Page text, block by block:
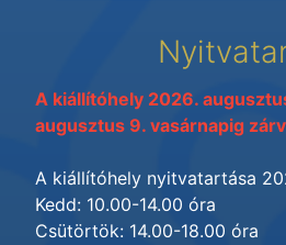
A kiállítóhely 2026.
augusztus 9. vasárnapig
A kiállítóhely nyitvatartása
Kedd: 10.00-14.00 óra
Csütörtök: 14.00-18.00 óra